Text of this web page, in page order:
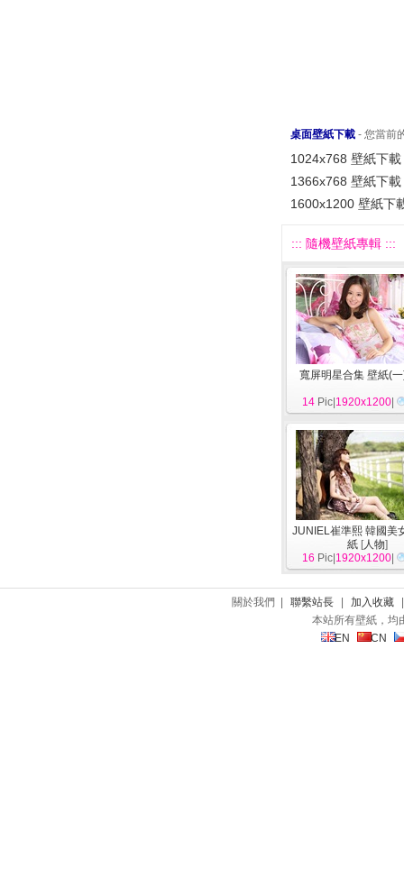
桌面壁紙下載 - 您當前
1024x768 壁紙下載
1366x768 壁紙下載
1600x1200 壁紙下
::: 隨機壁紙專輯 :::
寬屏明星合集 壁紙(
14 Pic| 1920x1200
JUNIEL崔準熙 韓國美
紙 [人物]
16 Pic| 1920x1200
關於我們 | 聯繫站長 加入收藏
本站所有壁紙，均
EN
CN